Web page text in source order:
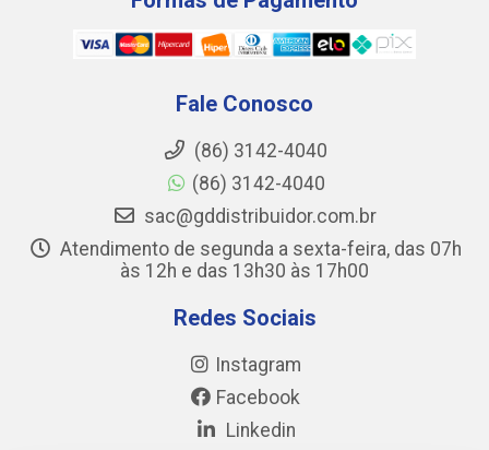
Fale Conosco
(86) 3142-4040
(86) 3142-4040
sac@gddistribuidor.com.br
Atendimento de segunda a sexta-feira, das 07h
às 12h e das 13h30 às 17h00
Redes Sociais
Instagram
Facebook
Linkedin